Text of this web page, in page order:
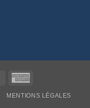
MasterCard
MENTIONS LÉGALES